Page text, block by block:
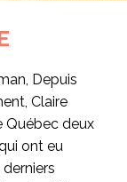
Depuis
Claire
Québec deux
ont eu